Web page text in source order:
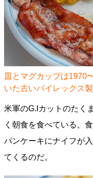
皿とマグカップは1970
いた古いパイレックス
米軍のG.Iカットのたく
く朝食を食べている。
パンケーキにナイフが
てくるのだ。